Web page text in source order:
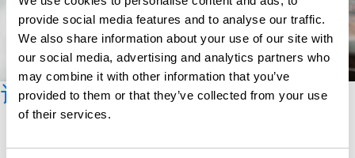
provide social media features and to analyse our traffic.
We also share information about your use of our site with
our social media, advertising and analytics partners who
may combine it with other information that you’ve
provided to them or that they’ve collected from your use
of their services.
订阅时事新闻